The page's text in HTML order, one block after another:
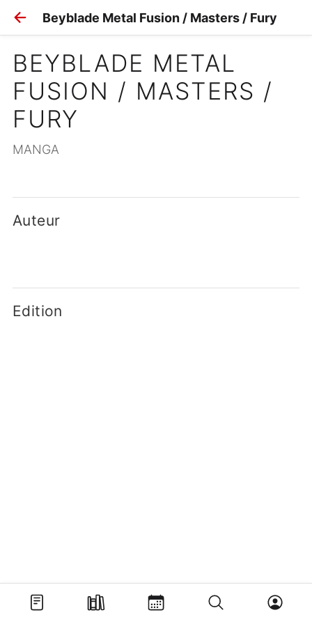
Beyblade Metal Fusion / Masters / Fury
BEYBLADE METAL
FUSION / MASTERS /
FURY
MANGA
Auteur
Edition